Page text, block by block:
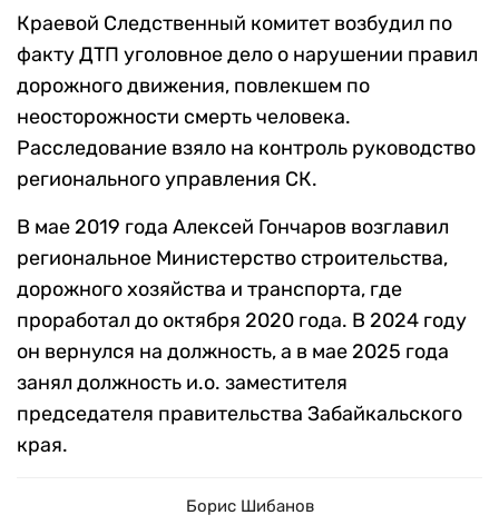
Краевой Следственный комитет возбудил по
факту ДТП уголовное дело о нарушении правил
дорожного движения, повлекшем по
неосторожности смерть человека.
Расследование взяло на контроль руководство
регионального управления СК.
В мае 2019 года Алексей Гончаров возглавил
региональное Министерство строительства,
дорожного хозяйства и транспорта, где
проработал до октября 2020 года. В 2024 году
он вернулся на должность, а в мае 2025 года
занял должность и.о. заместителя
председателя правительства Забайкальского
края.
Борис Шибанов